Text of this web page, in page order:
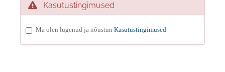
Kasutustingimused
Ma olen lugenud ja nõustun Kasutustingimused